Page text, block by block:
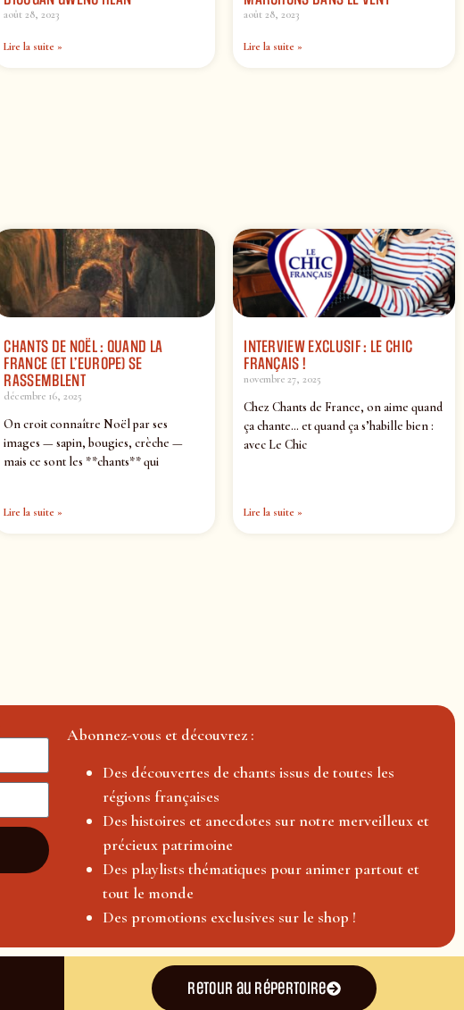
août 28, 2023
Lire la suite »
août 28, 2023
Lire la suite »
CHANTS DE NOËL : QUAND LA
FRANCE (ET L’EUROPE) SE
RASSEMBLENT
décembre 16, 2025
On croit connaître Noël par ses
images — sapin, bougies, crèche —
mais ce sont les **chants** qui
Lire la suite »
INTERVIEW EXCLUSIF : LE CHIC
FRANÇAIS !
novembre 27, 2025
Chez Chants de France, on aime quand
ça chante… et quand ça s’habille bien :
avec Le Chic
Lire la suite »
Abonnez-vous et découvrez :
Des découvertes de chants issus de toutes les
régions françaises
Des histoires et anecdotes sur notre merveilleux et
précieux patrimoine
Des playlists thématiques pour animer partout et
tout le monde
Des promotions exclusives sur le shop !
Retour au répertoire